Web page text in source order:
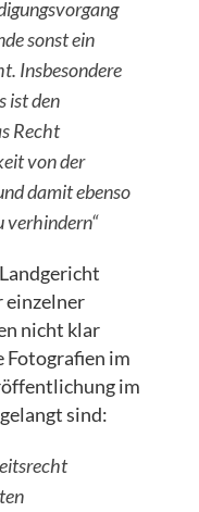
sonst ein
Insbesondere
ist den
Recht
von der
damit ebenso
verhindern“
einzelner
nicht klar
Fotografien im
im
sind: